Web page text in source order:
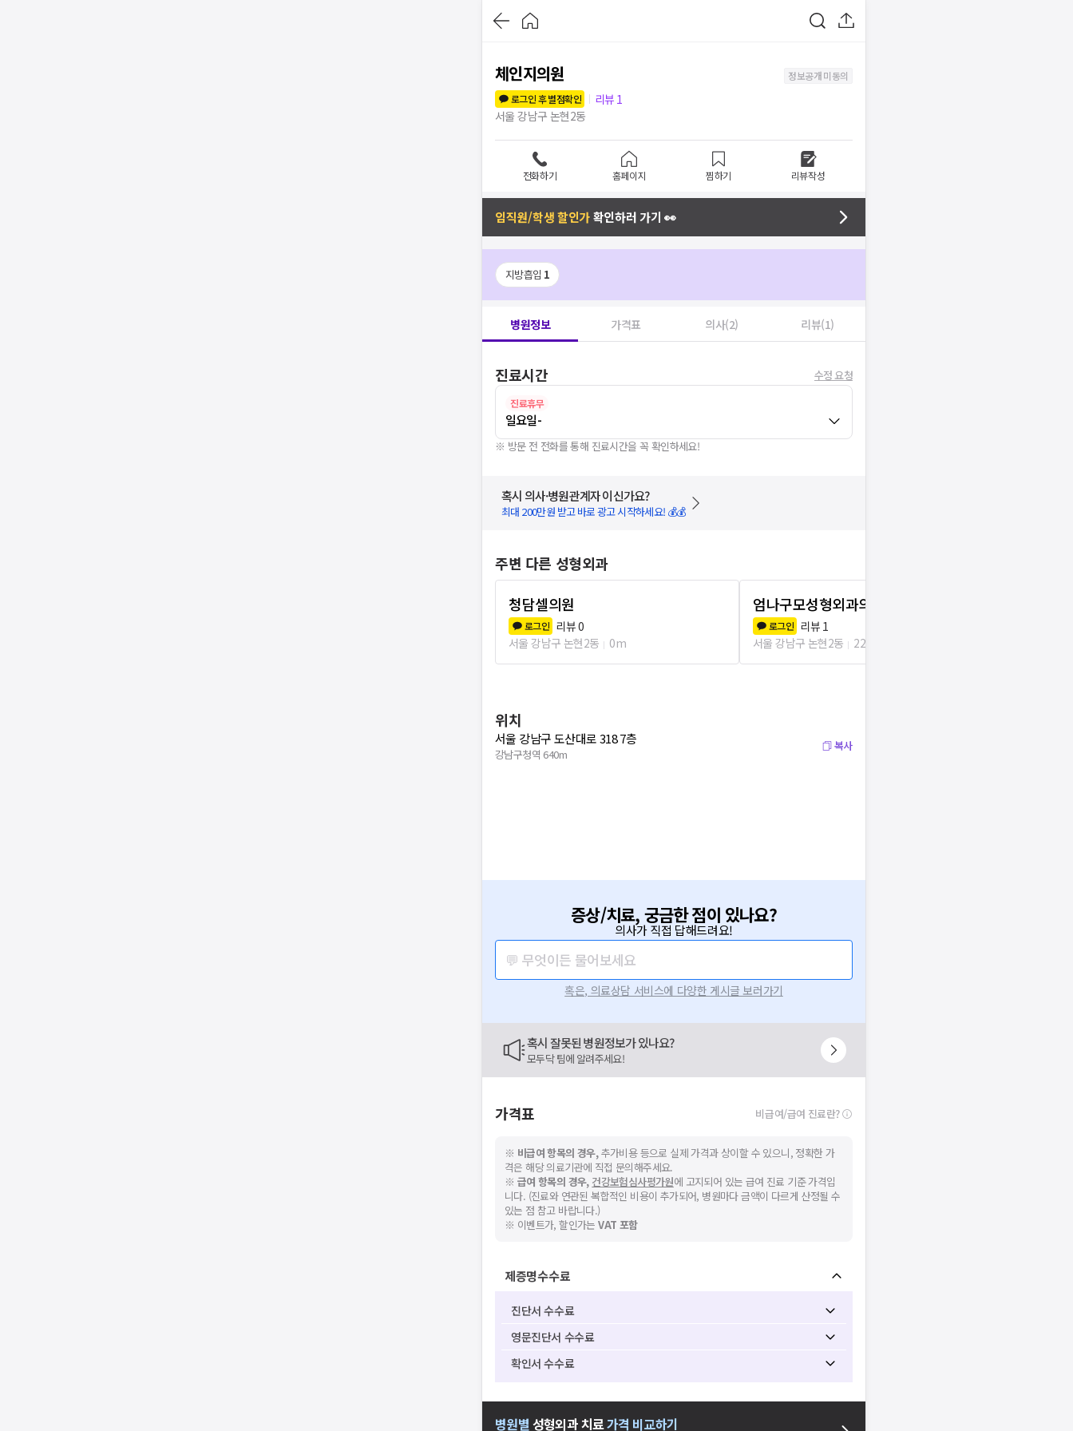
체인지의원
정보공개 미동의
로그인 후 별점확인
리뷰 1
서울 강남구 논현2동
전화하기 홈페이지 찜하기 리뷰작성
임직원/학생 할인가확인하러 가기 👀
지방흡입 1
병원정보 가격표 의사(2) 리뷰(1)
진료시간 수정 요청
진료휴무
일요일-
※ 방문 전 전화를 통해 진료시간을 꼭 확인하세요!
혹시 의사·병원관계자 이신가요?
최대 200만원 받고 바로 광고 시작하세요! 💰💰
주변 다른 성형외과
청담셀의원
로그인 리뷰0
서울 강남구 논현2동
0m
엄나구모성형외과의원
로그인 리뷰 1
서울 강남구 논현2동
22m
위치
서울 강남구 도산대로 318 7층
강남구청역 640m
복사
증상/치료, 궁금한 점이 있나요?
의사가 직접 답해드려요!
💬 무엇이든 물어보세요
혹은, 의료상담 서비스에 다양한 게시글 보러가기
혹시 잘못된 병원정보가 있나요?
모두닥 팀에 알려주세요!
가격표 비급여/급여 진료란?
※ 비급여 항목의 경우,추가비용 등으로 실제 가격과 상이할 수 있으니, 정확한 가
격은 해당 의료기관에 직접 문의해주세요.
※ 급여 항목의 경우, 건강보험심사평가원에 고지되어 있는 급여 진료 기준 가격입
니다. (진료와 연관된 복합적인 비용이 추가되어, 병원마다 금액이 다르게 산정될 수
있는 점 참고 바랍니다.)
※ 이벤트가, 할인가는VAT 포함
제증명수수료
진단서 수수료
영문진단서 수수료
확인서 수수료
병원별 성형외과치료가격 비교하기